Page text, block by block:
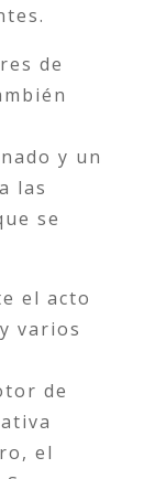
de
y un
las
se
el acto
varios
de
el